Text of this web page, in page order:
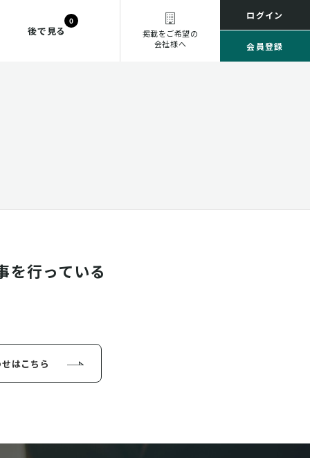
後で見る
0
掲載をご希望の
会社様へ
ログイン
会員登録
を行っている
はこちら